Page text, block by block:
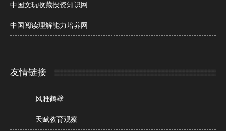
中国文玩收藏投资知识网
中国阅读理解能力培养网
友情链接
风雅鹤壁
天赋教育观察